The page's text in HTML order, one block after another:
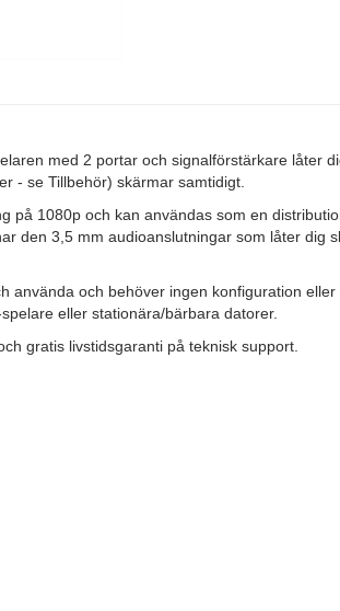
med 2 portar och signalförstärkare låter
- se Tillbehör) skärmar samtidigt.
på 1080p och kan användas som en
den 3,5 mm audioanslutningar som låter dig
använda och behöver ingen konfiguration
eller stationära/bärbara datorer.
gratis livstidsgaranti på teknisk support.